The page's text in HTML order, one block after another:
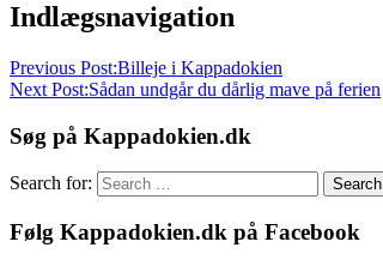
Smag
på
desserter
Indlægsnavigation
Previous Post:Billeje i Kappadokien
Next Post:Sådan undgår du dårlig mave på ferien
Søg på Kappadokien.dk
Search for: Search
Følg Kappadokien.dk på Facebook